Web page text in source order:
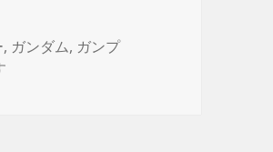
, ガンダム, ガンプ
09R ドズル・ザビ専用ドム製作日誌